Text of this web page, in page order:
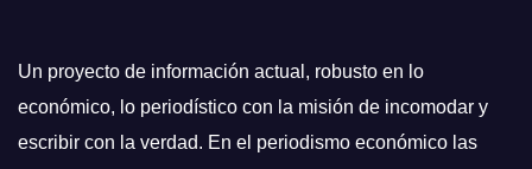
Un proyecto de información actual, robusto en lo
económico, lo periodístico con la misión de incomodar y
escribir con la verdad. En el periodismo económico las